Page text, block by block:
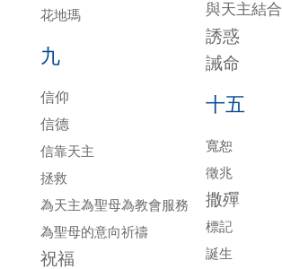
花地瑪
九
信仰
信德
信靠天主
拯救
為天主為聖母為教會服務
為聖母的意向祈禱
祝福
與天主結合
誘惑
誡命
十五
寬恕
徵兆
撒殫
標記
誕生